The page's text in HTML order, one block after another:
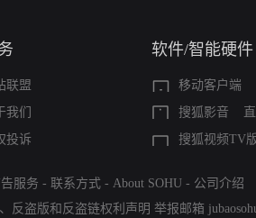
联盟
我们
投诉
软件/智能硬件
移动客户端
搜狐影音
搜狐视频TV
服务 - 联系方式 - About SOHU - 公司介绍
、 反盗版和反盗链权利声明 举报邮箱